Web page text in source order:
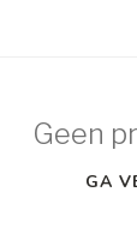
Geen
GA